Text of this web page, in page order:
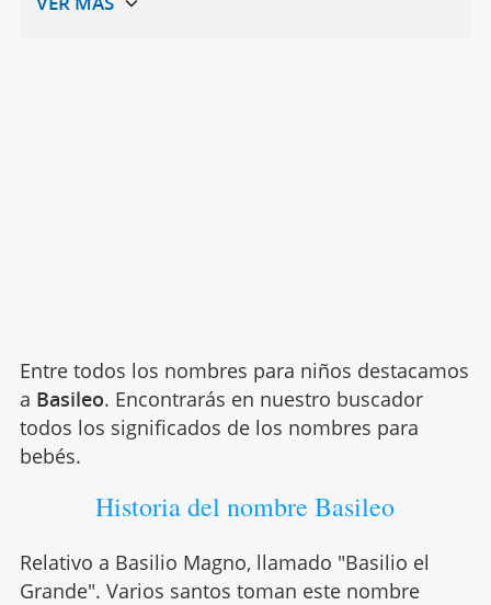
Entre todos los nombres para niños destacamos
a Basileo. Encontrarás en nuestro buscador
todos los significados de los nombres para
bebés.
Historia del nombre Basileo
Relativo a Basilio Magno, llamado "Basilio el
Grande". Varios santos toman este nombre